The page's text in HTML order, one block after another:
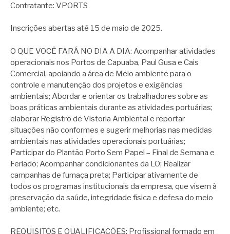
Contratante: VPORTS
Inscrições abertas até 15 de maio de 2025.
O QUE VOCÊ FARÁ NO DIA A DIA: Acompanhar atividades
operacionais nos Portos de Capuaba, Paul Gusa e Cais
Comercial, apoiando a área de Meio ambiente para o
controle e manutenção dos projetos e exigências
ambientais; Abordar e orientar os trabalhadores sobre as
boas práticas ambientais durante as atividades portuárias;
elaborar Registro de Vistoria Ambiental e reportar
situações não conformes e sugerir melhorias nas medidas
ambientais nas atividades operacionais portuárias;
Participar do Plantão Porto Sem Papel – Final de Semana e
Feriado; Acompanhar condicionantes da LO; Realizar
campanhas de fumaça preta; Participar ativamente de
todos os programas institucionais da empresa, que visem à
preservação da saúde, integridade física e defesa do meio
ambiente; etc.
REQUISITOS E QUALIFICAÇÕES: Profissional formado em